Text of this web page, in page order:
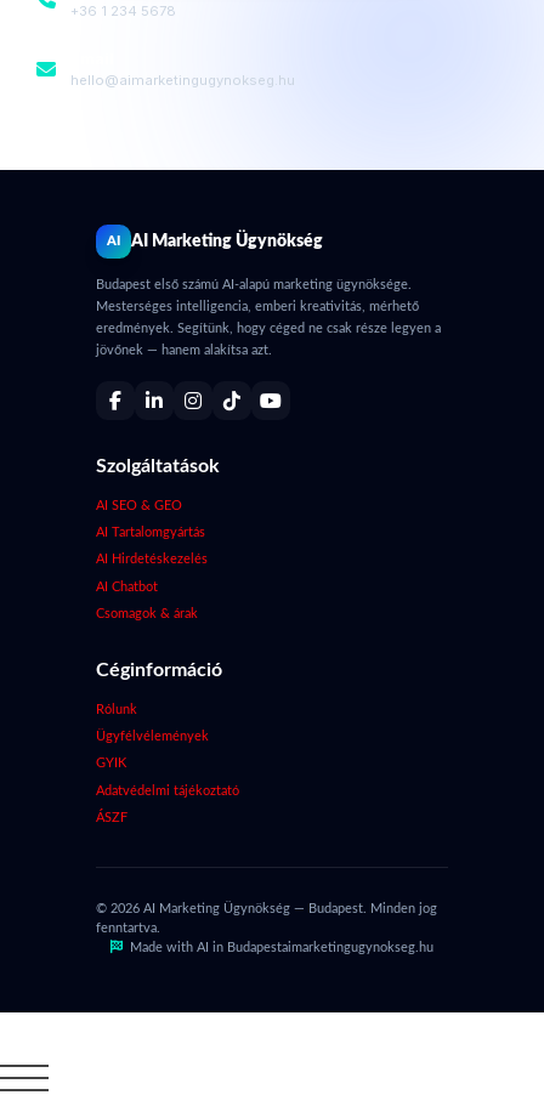
+36 1 234 5678
hello@aimarketingugynokseg.hu
AI AI Marketing Ügynökség
Budapest első számú AI-alapú marketing ügynöksége.
Mesterséges intelligencia, emberi kreativitás, mérhető
eredmények. Segítünk, hogy céged ne csak része legyen a
jövőnek — hanem alakítsa azt.
Szolgáltatások
AI SEO & GEO
AI Tartalomgyártás
AI Hirdetéskezelés
AI Chatbot
Csomagok & árak
Céginformáció
Rólunk
Ügyfélvélemények
GYIK
Adatvédelmi tájékoztató
ÁSZF
© 2026 AI Marketing Ügynökség — Budapest. Minden jog
fenntartva.
Made with AI in Budapestaimarketingugynokseg.hu